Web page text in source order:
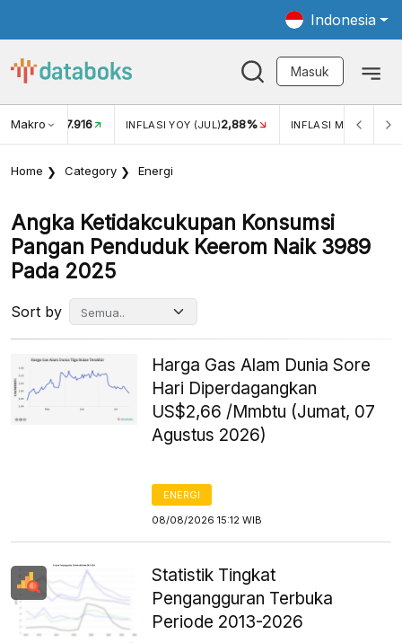
Indonesia
Masuk
Makro
USD/IDR 17.916 INFLASI YOY (JUL)2,88% INFLASI MOM (JUL)
Home Category Energi
Angka Ketidakcukupan Konsumsi
Pangan Penduduk Keerom Naik 3989
Pada 2025
Sort by
Harga Gas Alam Dunia Sore
Hari Diperdagangkan
US$2,66 /Mmbtu (Jumat, 07
Agustus 2026)
ENERGI
08/08/2026 15:12 WIB
Statistik Tingkat
Pengangguran Terbuka
Periode 2013-2026